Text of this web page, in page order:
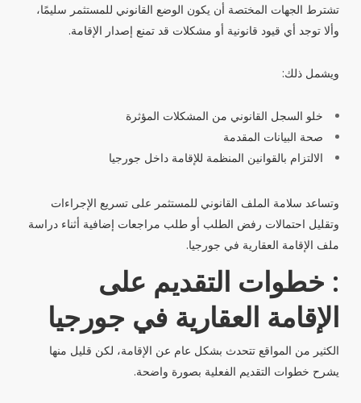
تشترط الجهات المختصة أن يكون الوضع القانوني للمستثمر سليمًا،
وألا توجد أي قيود قانونية أو مشكلات قد تمنع إصدار الإقامة.
ويشمل ذلك:
خلو السجل القانوني من المشكلات المؤثرة
صحة البيانات المقدمة
الالتزام بالقوانين المنظمة للإقامة داخل جورجيا
وتساعد سلامة الملف القانوني للمستثمر على تسريع الإجراءات
وتقليل احتمالات رفض الطلب أو طلب مراجعات إضافية أثناء دراسة
ملف الإقامة العقارية في جورجيا.
: خطوات التقديم على
الإقامة العقارية في جورجيا
الكثير من المواقع تتحدث بشكل عام عن الإقامة، لكن قليل منها
يشرح خطوات التقديم الفعلية بصورة واضحة.